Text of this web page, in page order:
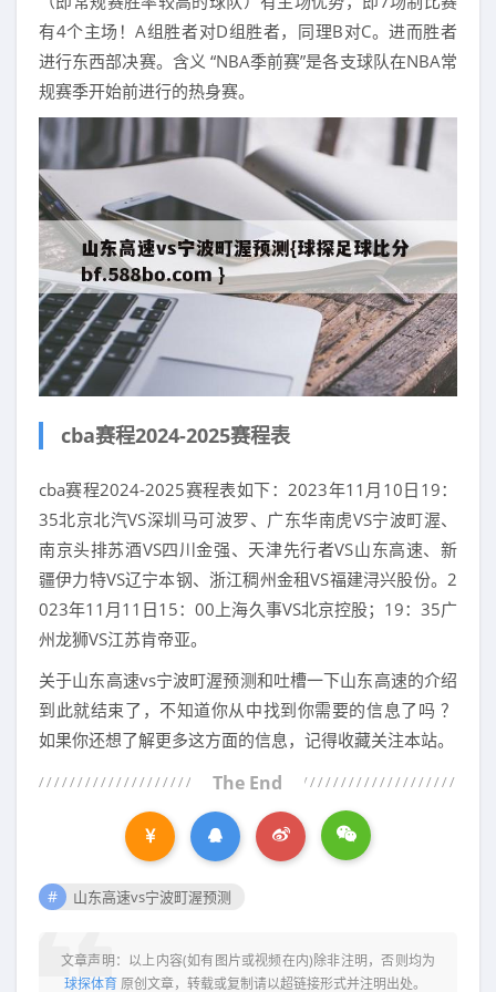
有4个主场！A组胜者对D组胜者，同理B对C。进而胜者
进行东西部决赛。含义 “NBA季前赛”是各支球队在NBA常
规赛季开始前进行的热身赛。
cba赛程2024-2025赛程表
cba赛程2024-2025赛程表如下：2023年11月10日19：
35北京北汽VS深圳马可波罗、广东华南虎VS宁波町渥、
南京头排苏酒VS四川金强、天津先行者VS山东高速、新
疆伊力特VS辽宁本钢、浙江稠州金租VS福建浔兴股份。2
023年11月11日15：00上海久事VS北京控股；19：35广
州龙狮VS江苏肯帝亚。
关于山东高速vs宁波町渥预测和吐槽一下山东高速的介绍
到此就结束了，不知道你从中找到你需要的信息了吗 ？
如果你还想了解更多这方面的信息，记得收藏关注本站。
The End
山东高速vs宁波町渥预测
文章声明：以上内容(如有图片或视频在内)除非注明，否则均为
球探体育原创文章，转载或复制请以超链接形式并注明出处。